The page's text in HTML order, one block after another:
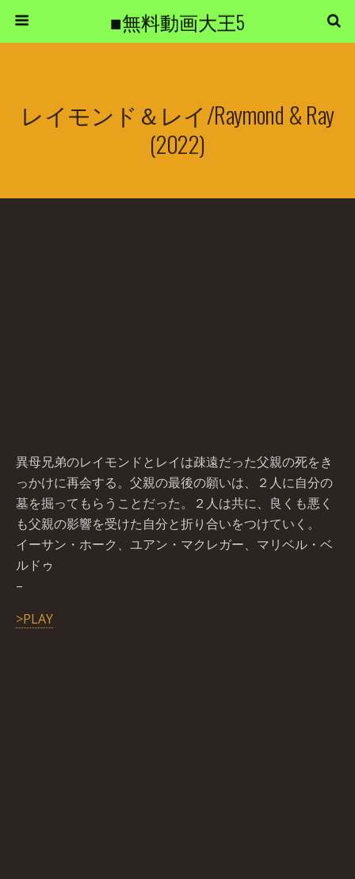
■無料動画大王5
レイモンド＆レイ/Raymond & Ray
(2022)
異母兄弟のレイモンドとレイは疎遠だった父親の死をき
っかけに再会する。父親の最後の願いは、２人に自分の
墓を掘ってもらうことだった。２人は共に、良くも悪く
も父親の影響を受けた自分と折り合いをつけていく。
イーサン・ホーク、ユアン・マクレガー、マリベル・ベ
ルドゥ
–
>PLAY